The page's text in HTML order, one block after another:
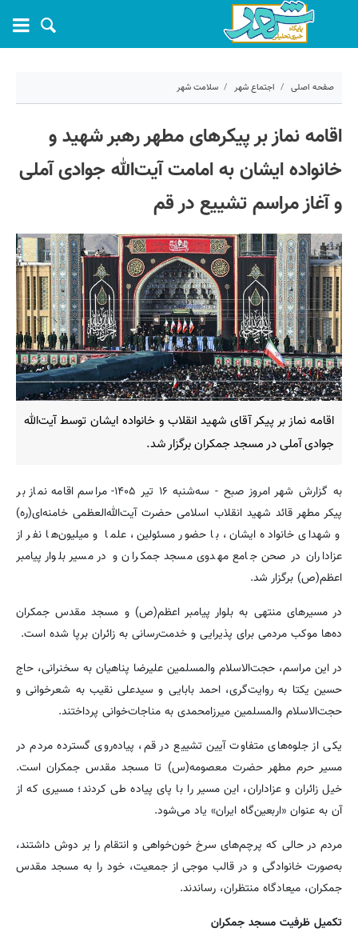
صفحه اصلی اجتماع شهر سلامت شهر
اقامه نماز بر پیکرهای مطهر رهبر شهید و
خانواده ایشان به امامت آیت‌الله جوادی آملی
و آغاز مراسم تشییع در قم
اقامه نماز بر پیکر آقای شهید انقلاب و خانواده ایشان توسط آیت‌الله
جوادی آملی در مسجد جمکران برگزار شد.
به گزارش شهر امروز صبح - سه‌شنبه ۱۶ تیر ۱۴۰۵- مراسم اقامه نماز بر
پیکر مطهر قائد شهید انقلاب اسلامی حضرت آیت‌الله‌العظمی خامنه‌ای(ره)
و شهدای خانواده ایشان، با حضور مسئولین، علما و میلیون‌ها نفر از
عزاداران در صحن جامع مهدوی مسجد جمکران و در مسیر بلوار پیامبر
اعظم(ص) برگزار شد.
در مسیرهای منتهی به بلوار پیامبر اعظم(ص) و مسجد مقدس جمکران
ده‌ها موکب مردمی برای پذیرایی و خدمت‌رسانی به زائران برپا شده است.
در این مراسم، حجت‌الاسلام والمسلمین علیرضا پناهیان به سخنرانی، حاج
حسین یکتا به روایت‌گری، احمد بابایی و سیدعلی نقیب به شعرخوانی و
حجت‌الاسلام والمسلمین میرزامحمدی به مناجات‌خوانی پرداختند.
یکی از جلوه‌های متفاوت آیین تشییع در قم، پیاده‌روی گسترده مردم در
مسیر حرم مطهر حضرت معصومه(س) تا مسجد مقدس جمکران است.
خیل زائران و عزاداران، این مسیر را با پای پیاده طی کردند؛ مسیری که از
آن به عنوان «اربعین‌گاه ایران» یاد می‌شود.
مردم در حالی که پرچم‌های سرخ خون‌خواهی و انتقام را بر دوش داشتند،
به‌صورت خانوادگی و در قالب موجی از جمعیت، خود را به مسجد مقدس
جمکران، میعادگاه منتظران، رساندند.
تکمیل ظرفیت مسجد جمکران